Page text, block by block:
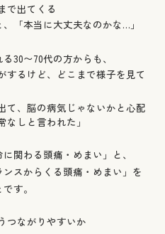
で出てくる
「本当に大丈夫なのかな…」
30〜70代の方からも、
するけど、どこまで様子を見て
て、脳の病気じゃないかと心配
しと言われた」
関わる頭痛・めまい」と、
ンスからくる頭痛・めまい」を
す。
つながりやすいか